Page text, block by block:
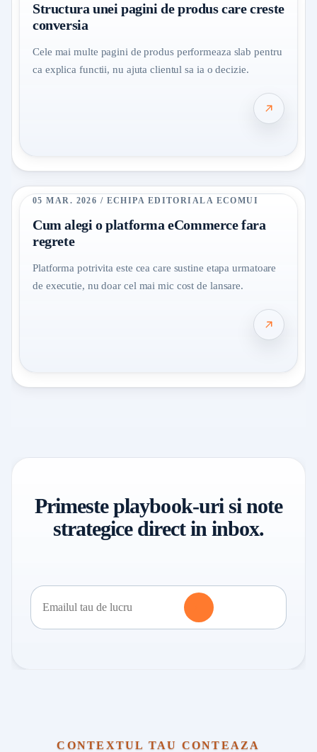
Structura unei pagini de produs care creste
conversia
Cele mai multe pagini de produs performeaza slab pentru
ca explica functii, nu ajuta clientul sa ia o decizie.
05 MAR. 2026 / ECHIPA EDITORIALA ECOMUI
Cum alegi o platforma eCommerce fara
regrete
Platforma potrivita este cea care sustine etapa urmatoare
de executie, nu doar cel mai mic cost de lansare.
Primeste playbook-uri si note
strategice direct in inbox.
Abonare resurse
CONTEXTUL TAU CONTEAZA